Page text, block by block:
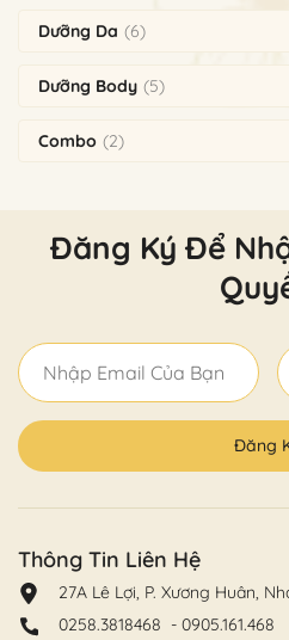
Dưỡng Da (6)
Dưỡng Body (5)
Combo (2)
Đăng Ký Để
Đăng
Thông Tin Liên Hệ
27A Lê Lợi, P. Xương Huân,
0258.3818468 - 0905.161.468